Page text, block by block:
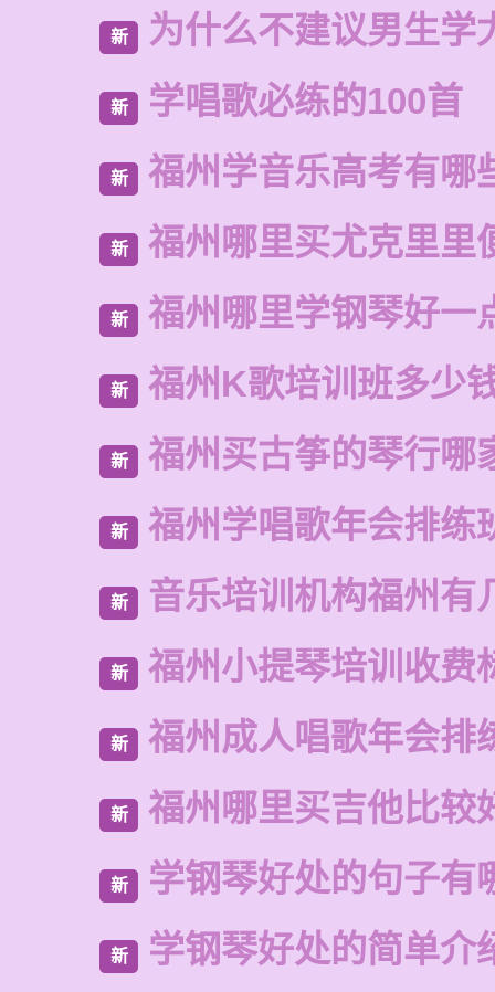
新 为什么不建议男生学
新 学唱歌必练的100首
新 福州学音乐高考有哪
新 福州哪里买尤克里里
新 福州哪里学钢琴好一
新 福州K歌培训班多少
新 福州买古筝的琴行哪
新 福州学唱歌年会排练
新 音乐培训机构福州有
新 福州小提琴培训收费
新 福州成人唱歌年会排
新 福州哪里买吉他比较
新 学钢琴好处的句子有
新 学钢琴好处的简单介